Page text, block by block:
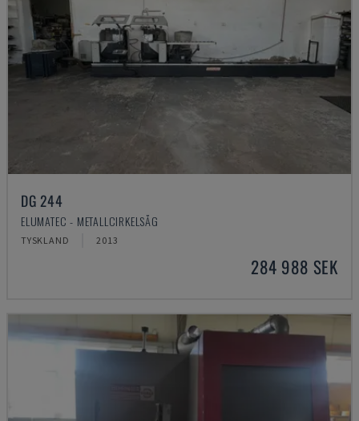
DG 244
ELUMATEC - METALLCIRKELSÅG
TYSKLAND 2013
284 988 SEK